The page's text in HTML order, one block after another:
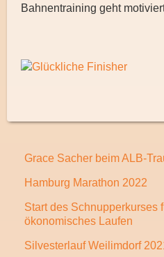
Bahnentraining geht
Grace Sacher beim ALB-
Hamburg Marathon 2022
Start des Schnupperkurses
ökonomisches Laufen
Silvesterlauf Weilimdorf